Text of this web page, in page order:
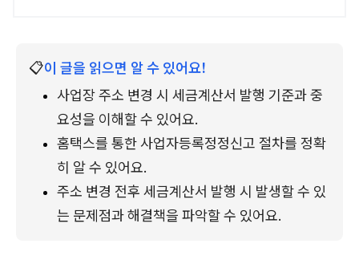
📋이 글을 읽으면 알 수 있어요!
사업장 주소 변경 시 세금계산서 발행 기준과 중
요성을 이해할 수 있어요.
홈택스를 통한 사업자등록정정신고 절차를 정확
히 알 수 있어요.
주소 변경 전후 세금계산서 발행 시 발생할 수 있
는 문제점과 해결책을 파악할 수 있어요.